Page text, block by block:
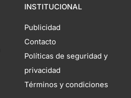
INSTITUCIONAL
Publicidad
Contacto
Políticas de seguridad y
privacidad
Términos y condiciones